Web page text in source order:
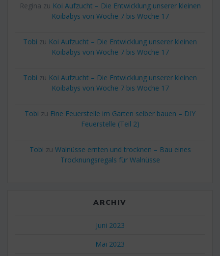
Regina zu Koi Aufzucht – Die Entwicklung unserer kleinen
Koibabys von Woche 7 bis Woche 17
Tobi zu Koi Aufzucht – Die Entwicklung unserer kleinen
Koibabys von Woche 7 bis Woche 17
Tobi zu Koi Aufzucht – Die Entwicklung unserer kleinen
Koibabys von Woche 7 bis Woche 17
Tobi zu Eine Feuerstelle im Garten selber bauen – DIY
Feuerstelle (Teil 2)
Tobi zu Walnüsse ernten und trocknen – Bau eines
Trocknungsregals für Walnüsse
ARCHIV
Juni 2023
Mai 2023